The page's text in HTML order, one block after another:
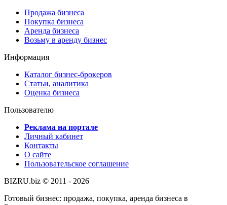
Продажа бизнеса
Покупка бизнеса
Аренда бизнеса
Возьму в аренду бизнес
Информация
Каталог бизнес-брокеров
Статьи, аналитика
Оценка бизнеса
Пользователю
Реклама на портале
Личный кабинет
Контакты
О сайте
Пользовательское соглашение
BIZRU.biz © 2011 - 2026
Готовый бизнес: продажа, покупка, аренда бизнеса в